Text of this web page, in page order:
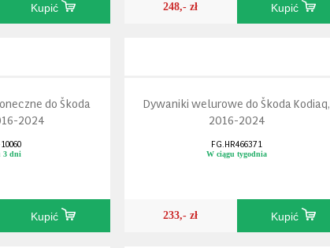
Kupić 248,- zł Kupić
do Škoda
2024
3 dni
Kupić
Dywaniki welurowe do Škoda Kodiaq,
2016-2024
FG.HR466371
W ciągu tygodnia
233,- zł Kupić